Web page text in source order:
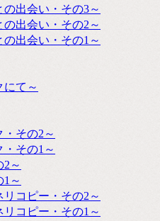
出会い・その3～
出会い・その2～
出会い・その1～
にて～
その2～
その1～
～
～
コピー・その2～
コピー・その1～